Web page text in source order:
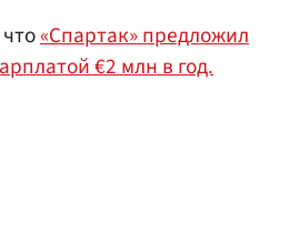
«Спартак» предложил
€2 млн в год.